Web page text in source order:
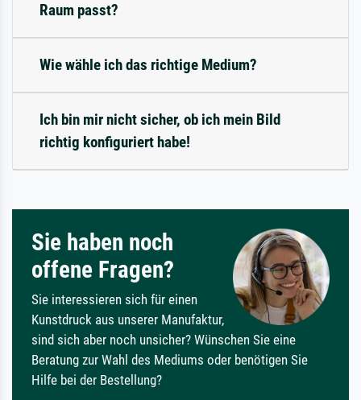
Raum passt?
Wie wähle ich das richtige Medium?
Ich bin mir nicht sicher, ob ich mein Bild
richtig konfiguriert habe!
Sie haben noch
offene Fragen?
Sie interessieren sich für einen
Kunstdruck aus unserer Manufaktur,
sind sich aber noch unsicher? Wünschen Sie eine
Beratung zur Wahl des Mediums oder benötigen Sie
Hilfe bei der Bestellung?